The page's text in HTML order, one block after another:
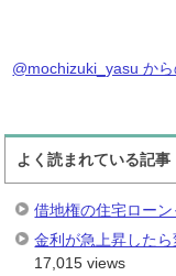
@mochizuki_yasu から
よく読まれている記事
借地権の住宅ロー
金利が急上昇した
17,015 views